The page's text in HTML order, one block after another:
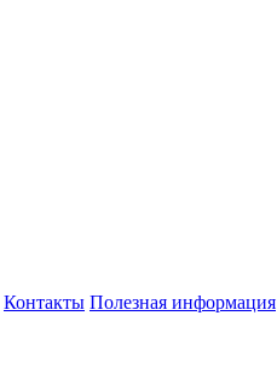
Контакты Полезная информация